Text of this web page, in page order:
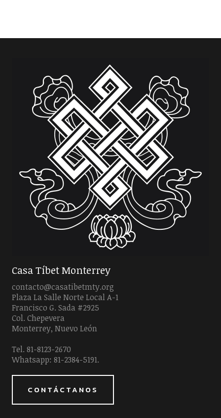
Casa Tíbet Monterrey
contacto@casatibetmty.org
Plaza La Salle Norte Local A-1
Francisco G. Sada #2925
Col. Chepevera
Monterrey, Nuevo León
Tel. 81-8123-2670
Whatsapp: 81-2384-5191.
CONTÁCTANOS